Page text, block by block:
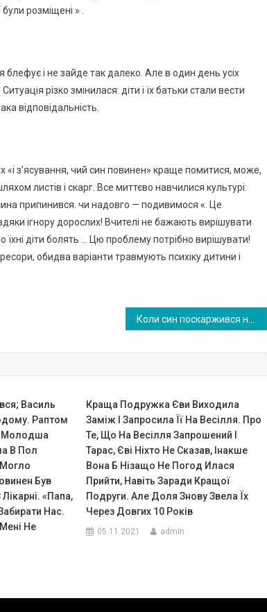
розміщені » .
і не зайде так далеко. Але в один день усіх
різко змінилася: діти і їх батьки стали вести
відповідальність.
«і з’ясування, чий син повинен» краще помитися, може,
листів і скарг. Все миттєво навчилися культурі:
припинився. чи надовго — подивимося «. Це
ігнору дорослих! Вчителі не бажають вирішувати
їхні діти болять … Цю проблему потрібно вирішувати!
обидва варіанти травмують психіку дитини і
Василь
Раптом
Молодша
В Пол
Був
«Папа,
Нас.
Не
Краща Подружка Єви Виходила
Заміж І Запросила Її На Весілля. Про
Те, Що На Весілля Запрошений І
Тарас, Єві Ніхто Не Сказав, Інакше
Вона Б Нізащо Не Погод Илася
Прийти, Навіть Заради Кращої
Подруги. Але Доля Знову Звела Їх
Через Довгих 10 Років
05.11.2021 admin